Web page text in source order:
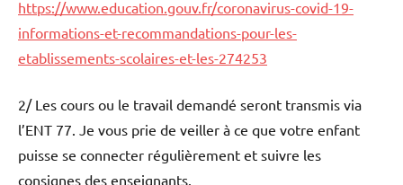
https://www.education.gouv.fr/coronavirus-covid-19-
informations-et-recommandations-pour-les-
etablissements-scolaires-et-les-274253
​2/ Les cours ou le travail demandé seront transmis via
l’ENT 77. Je vous prie de veiller à ce que votre enfant
puisse se connecter régulièrement et suivre les
consignes des enseignants.